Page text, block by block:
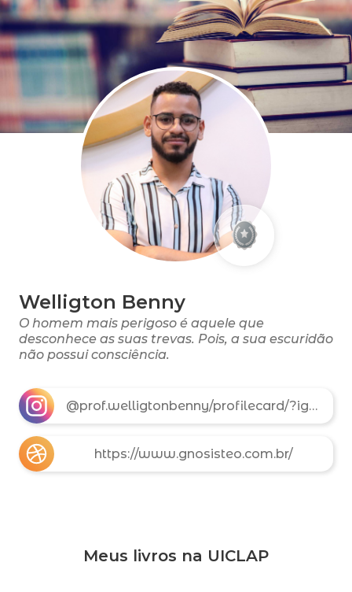
Welligton Benny
O homem mais perigoso é aquele que
desconhece as suas trevas. Pois, a sua escuridão
não possui consciência.
@prof.welligtonbenny/profilecard/?igsh=MXQ0YnEwOGZvbW93cw==
https://www.gnosisteo.com.br/
Meus livros na UICLAP